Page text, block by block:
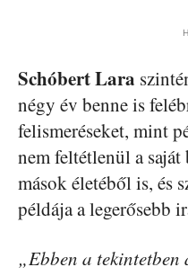
Schóbert Lara
négy év benne is
felismeréseket, mint
nem feltétlenül a
mások életéből is, és
példája a legerősebb
„Ebben a